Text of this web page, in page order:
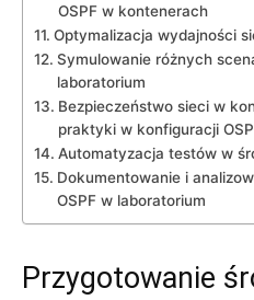
OSPF w kontenerach
Optymalizacja⁤ wydajności
Symulowanie różnych
laboratorium
Bezpieczeństwo sieci ⁣w
praktyki w konfiguracji⁢
Automatyzacja testów w
Dokumentowanie ⁤i
OSPF ⁣w laboratorium
Przygotowanie